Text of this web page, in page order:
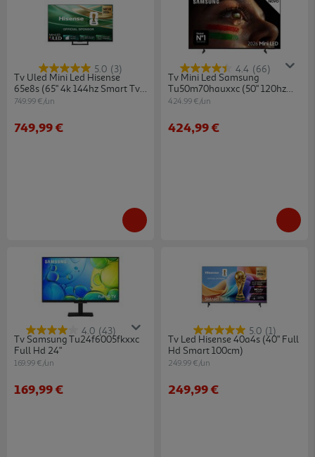
5.0 (3)
Tv Uled Mini Led Hisense
65e8s (65" 4k 144hz Smart Tv
164cm)
749.99 €/un
749,99 €
4.4 (66)
Tv Mini Led Samsung
Tu50m70hauxxc (50" 120hz
Smart Tv 127cm)
424.99 €/un
424,99 €
4.0 (43)
Tv Samsung Tu24f6005fkxxc
Full Hd 24"
169.99 €/un
169,99 €
5.0 (1)
Tv Led Hisense 40a4s (40" Full
Hd Smart 100cm)
249.99 €/un
249,99 €